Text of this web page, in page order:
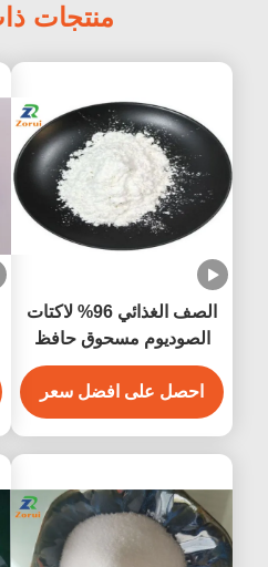
منتجات
الصف الغذائي 96% لاكتات
الصوديوم مسحوق حافظ
الصوديوم 2- هيدروكسي
بروبوانات CAS 867-56-1
احصل على افضل سعر